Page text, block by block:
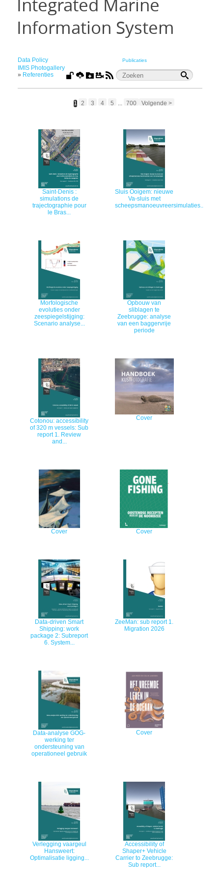
Integrated Marine
Information System
Data Policy Publicaties
IMIS Photogallery
» Referenties
1 2 3 4 5 ... 700 Volgende >
Saint-Denis :
simulations de
trajectographie pour
le Bras...
Sluis Ooigem: nieuwe
Va-sluis met
scheepsmanoeuvreersimulaties...
Morfologische
evoluties onder
zeespiegelstijging:
Scenario analyse...
Opbouw van
sliblagen te
Zeebrugge: analyse
van een baggervrije
periode
Cotonou: accessibility
of 320 m vessels: Sub
report 1. Review
and...
Cover
Cover Cover
Data-driven Smart
Shipping: work
package 2: Subreport
6. System...
ZeeMan: sub report 1.
Migration 2026
Data-analyse GOG-
werking ter
ondersteuning van
operationeel gebruik
Cover
Verlegging vaargeul
Hansweert:
Optimalisatie ligging...
Accessibility of
Shaper+ Vehicle
Carrier to Zeebrugge:
Sub report...